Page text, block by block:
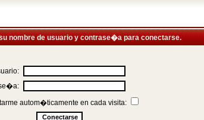
nombre de usuario y contrase�a para conectarse.
autom�ticamente en cada visita: